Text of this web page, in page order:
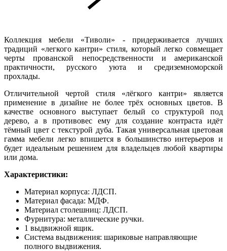
Коллекция мебели «Тиволи» - придерживается лучших
традиций «легкого кантри» стиля, который легко совмещает
черты прованской непосредственности и американской
практичности, русского уюта и средиземноморской
прохлады.
Отличительной чертой стиля «лёгкого кантри» является
применение в дизайне не более трёх основных цветов. В
качестве основного выступает белый со структурой под
дерево, а в противовес ему для создание контраста идёт
тёмный цвет с текстурой дуба. Такая универсальная цветовая
гамма мебели легко впишется в большинство интерьеров и
будет идеальным решением для владельцев любой квартиры
или дома.
Характеристики:
Материал корпуса: ЛДСП.
Материал фасада: МДФ.
Материал столешниц: ЛДСП.
Фурнитура: металлические ручки.
1 выдвижной ящик.
Система выдвижения: шариковые направляющие
полного выдвижения.